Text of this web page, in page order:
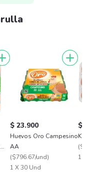
$ 23.900
Huevos Oro Campesino
AA
($796.67/und)
1 X 30 Und
$
(
1 X